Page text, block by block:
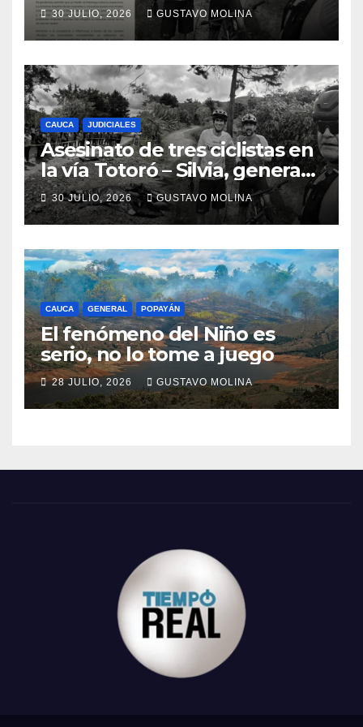
ciudadanos y exige medidas
urgentes al Gobierno
Nacional
30 JULIO, 2026 GUSTAVO MOLINA
CAUCA JUDICIALES
Asesinato de tres ciclistas en
la vía Totoró – Silvia, genera
consternación en el Cauca
30 JULIO, 2026 GUSTAVO MOLINA
CAUCA GENERAL POPAYÁN
El fenómeno del Niño es
serio, no lo tome a juego
28 JULIO, 2026 GUSTAVO MOLINA